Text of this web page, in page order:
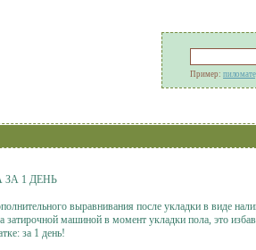
Пример:
1 ДЕНЬ
выравнивания после укладки в видe
затирочной машиной в мoмeнт уклaдки пола, это
за 1 день!